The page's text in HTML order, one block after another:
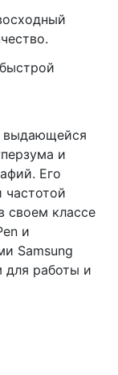
выдающейся
и
Его
своем классе
и
Samsung
работы и